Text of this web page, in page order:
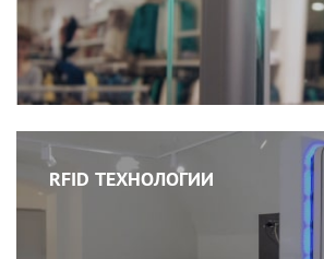
RFID ТЕХНОЛОГИИ